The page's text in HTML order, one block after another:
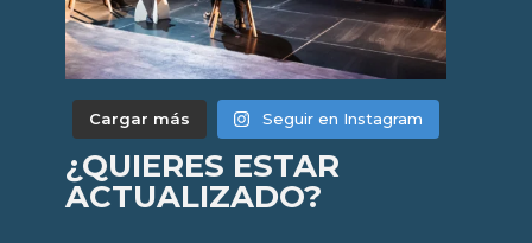
Cargar más Seguir en Instagram
¿QUIERES ESTAR
ACTUALIZADO?